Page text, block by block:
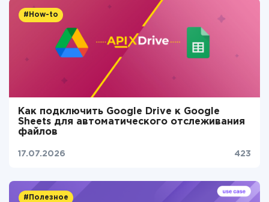
#How-to
Как подключить Google Drive к Google
Sheets для автоматического отслеживания
файлов
17.07.2026 423
#Полезное